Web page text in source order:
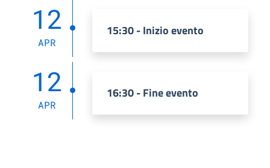
12
APR
15:30 - Inizio evento
12
APR
16:30 - Fine evento